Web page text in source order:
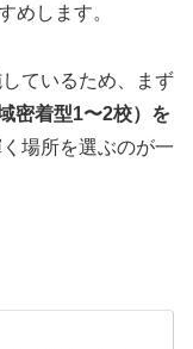
めします。
ているため、まず
密着型1〜2校）を
場所を選ぶのが一